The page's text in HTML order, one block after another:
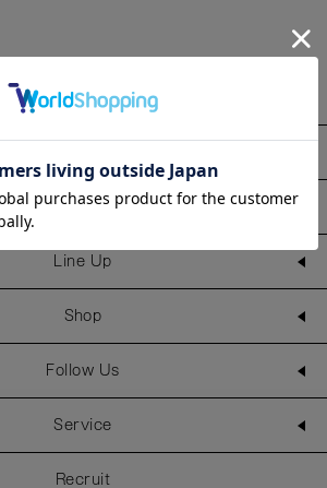
Information
Line Up
Shop
Follow Us
Service
Recruit